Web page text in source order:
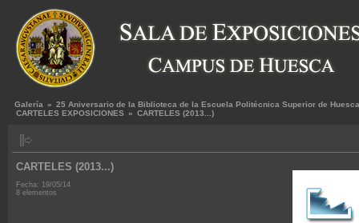
Galería » 25 Aniversario de la Biblioteca de la Escuela Politécnica Superior de Huesca
CARTELES EXPOSICIONES
» CARTELES (2013...)
CARTELES (2013...)
Fecha: 19/05/14
8 elementos